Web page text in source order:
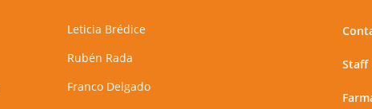
Leticia Brédice
Rubén Rada
Franco Delgado
Staff